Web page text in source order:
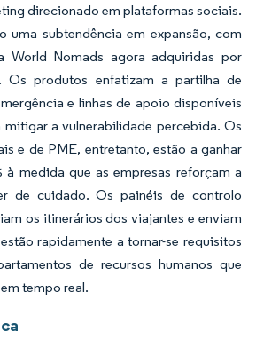
direcionado em plataformas sociais.
uma subtendência em expansão, com
World Nomads agora adquiridas por
Os produtos enfatizam a partilha de
e linhas de apoio disponíveis
mitigar a vulnerabilidade percebida. Os
e de PME, entretanto, estão a ganhar
à medida que as empresas reforçam a
de cuidado. Os painéis de controlo
os itinerários dos viajantes e enviam
rapidamente a tornar-se requisitos
de recursos humanos que
tempo real.